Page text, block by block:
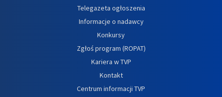
Telegazeta ogłoszenia
Informacje o nadawcy
Konkursy
Zgłoś program (ROPAT)
Kariera w TVP
Kontakt
Centrum informacji TVP